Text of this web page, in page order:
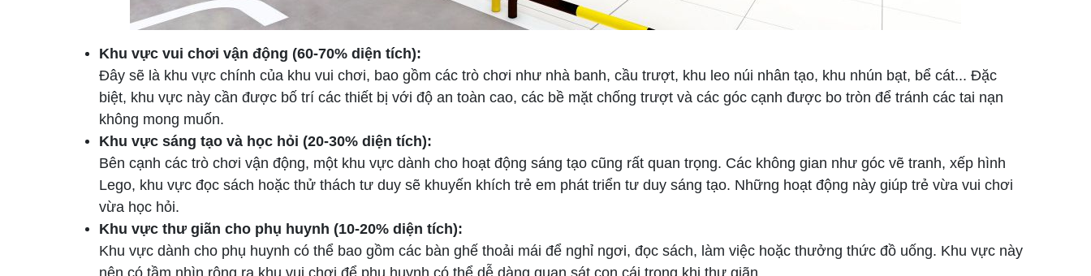
Khu vực vui chơi vận động (60-70% diện tích):
Đây sẽ là khu vực chính của khu vui chơi, bao gồm các trò chơi như nhà banh, cầu trượt, khu leo núi nhân tạo, khu nhún bạt, bể cát... Đặc
biệt, khu vực này cần được bố trí các thiết bị với độ an toàn cao, các bề mặt chống trượt và các góc cạnh được bo tròn để tránh các tai nạn
không mong muốn.
Khu vực sáng tạo và học hỏi (20-30% diện tích):
Bên cạnh các trò chơi vận động, một khu vực dành cho hoạt động sáng tạo cũng rất quan trọng. Các không gian như góc vẽ tranh, xếp hình
Lego, khu vực đọc sách hoặc thử thách tư duy sẽ khuyến khích trẻ em phát triển tư duy sáng tạo. Những hoạt động này giúp trẻ vừa vui chơi
vừa học hỏi.
Khu vực thư giãn cho phụ huynh (10-20% diện tích):
Khu vực dành cho phụ huynh có thể bao gồm các bàn ghế thoải mái để nghỉ ngơi, đọc sách, làm việc hoặc thưởng thức đồ uống. Khu vực này
nên có tầm nhìn rộng ra khu vui chơi để phụ huynh có thể dễ dàng quan sát con cái trong khi thư giãn.